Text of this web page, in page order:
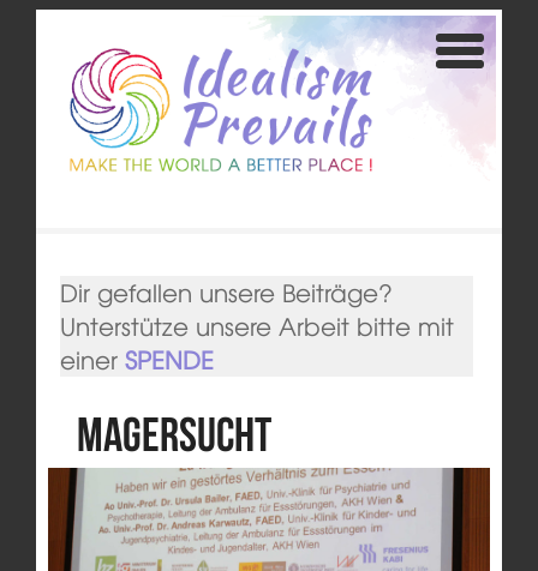
Dir gefallen unsere Beiträge?
Unterstütze unsere Arbeit bitte mit
einer SPENDE
Magersucht